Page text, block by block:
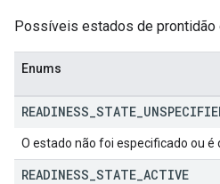
Possíveis estados de prontidão
Enums
READINESS STATE
O estado não foi especificado ou é
READINESS STATE ACTIVE